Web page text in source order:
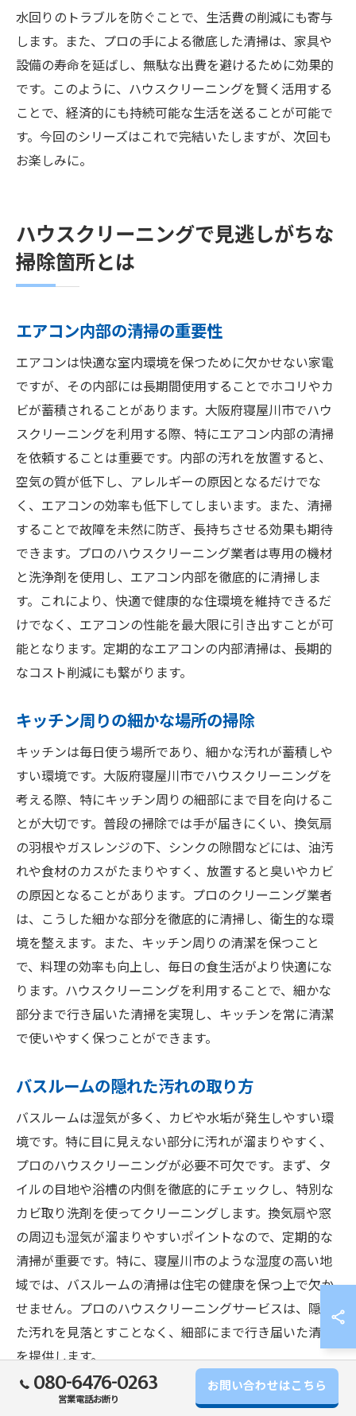
水回りのトラブルを防ぐことで、生活費の削減にも寄与
します。また、プロの手による徹底した清掃は、家具や
設備の寿命を延ばし、無駄な出費を避けるために効果的
です。このように、ハウスクリーニングを賢く活用する
ことで、経済的にも持続可能な生活を送ることが可能で
す。今回のシリーズはこれで完結いたしますが、次回も
お楽しみに。
ハウスクリーニングで見逃しがちな
掃除箇所とは
エアコン内部の清掃の重要性
エアコンは快適な室内環境を保つために欠かせない家電
ですが、その内部には長期間使用することでホコリやカ
ビが蓄積されることがあります。大阪府寝屋川市でハウ
スクリーニングを利用する際、特にエアコン内部の清掃
を依頼することは重要です。内部の汚れを放置すると、
空気の質が低下し、アレルギーの原因となるだけでな
く、エアコンの効率も低下してしまいます。また、清掃
することで故障を未然に防ぎ、長持ちさせる効果も期待
できます。プロのハウスクリーニング業者は専用の機材
と洗浄剤を使用し、エアコン内部を徹底的に清掃しま
す。これにより、快適で健康的な住環境を維持できるだ
けでなく、エアコンの性能を最大限に引き出すことが可
能となります。定期的なエアコンの内部清掃は、長期的
なコスト削減にも繋がります。
キッチン周りの細かな場所の掃除
キッチンは毎日使う場所であり、細かな汚れが蓄積しや
すい環境です。大阪府寝屋川市でハウスクリーニングを
考える際、特にキッチン周りの細部にまで目を向けるこ
とが大切です。普段の掃除では手が届きにくい、換気扇
の羽根やガスレンジの下、シンクの隙間などには、油汚
れや食材のカスがたまりやすく、放置すると臭いやカビ
の原因となることがあります。プロのクリーニング業者
は、こうした細かな部分を徹底的に清掃し、衛生的な環
境を整えます。また、キッチン周りの清潔を保つこと
で、料理の効率も向上し、毎日の食生活がより快適にな
ります。ハウスクリーニングを利用することで、細かな
部分まで行き届いた清掃を実現し、キッチンを常に清潔
で使いやすく保つことができます。
バスルームの隠れた汚れの取り方
バスルームは湿気が多く、カビや水垢が発生しやすい環
境です。特に目に見えない部分に汚れが溜まりやすく、
プロのハウスクリーニングが必要不可欠です。まず、タ
イルの目地や浴槽の内側を徹底的にチェックし、特別な
カビ取り洗剤を使ってクリーニングします。換気扇や窓
の周辺も湿気が溜まりやすいポイントなので、定期的な
清掃が重要です。特に、寝屋川市のような湿度の高い地
域では、バスルームの清掃は住宅の健康を保つ上で欠か
せません。プロのハウスクリーニングサービスは、隠れ
た汚れを見落とすことなく、細部にまで行き届いた清掃
を提供します。
窓ガラスとサッシの清掃ポイント
080-6476-0263
営業電話お断り
お問い合わせはこちら